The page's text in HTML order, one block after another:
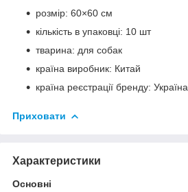
розмір: 60×60 см
кількість в упаковці: 10 шт
тварина: для собак
країна виробник: Китай
країна реєстрації бренду: Україна
Приховати
Характеристики
Основні